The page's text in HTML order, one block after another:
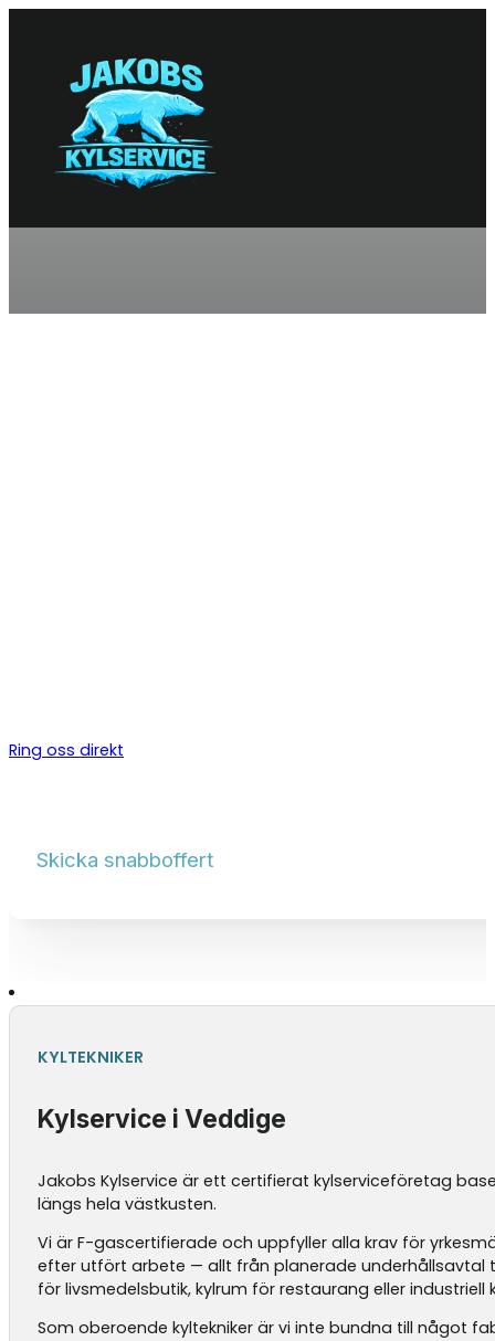
Ring oss direkt
Skicka snabboffert
Kylservice i Veddige
Jakobs Kylservice är ett certifierat kylserviceföretag
längs hela västkusten.
Vi är F-gascertifierade och uppfyller alla krav för
efter utfört arbete — allt från planerade underhållsavtal
för livsmedelsbutik, kylrum för restaurang eller industriell
Som oberoende kyltekniker är vi inte bundna till något
KYLTEKNIKER